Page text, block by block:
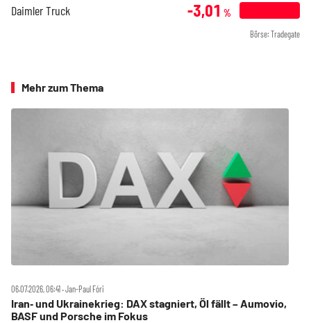
Daimler Truck -3,01 %
Börse: Tradegate
Mehr zum Thema
06.07.2026, 06:41 ‧ Jan-Paul Fóri
Iran‑ und Ukrainekrieg: DAX stagniert, Öl fällt – Aumovio,
BASF und Porsche im Fokus